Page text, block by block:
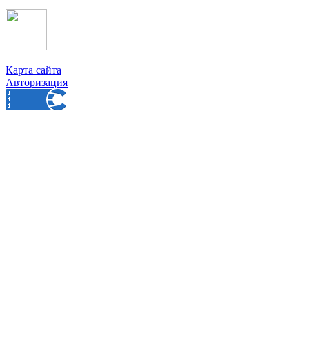
Карта сайта
Авторизация